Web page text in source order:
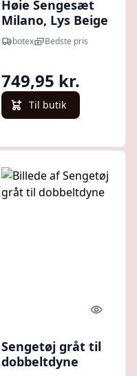
Høie Sengesæt
Milano, Lys Beige
200x220 cm
botex Bedste pris
749,95 kr.
Til butik
Quick
Sengetøj gråt til
dobbeltdyne